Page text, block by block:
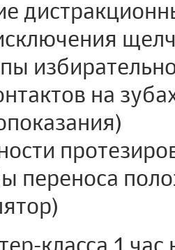
на
переноса
класса 1